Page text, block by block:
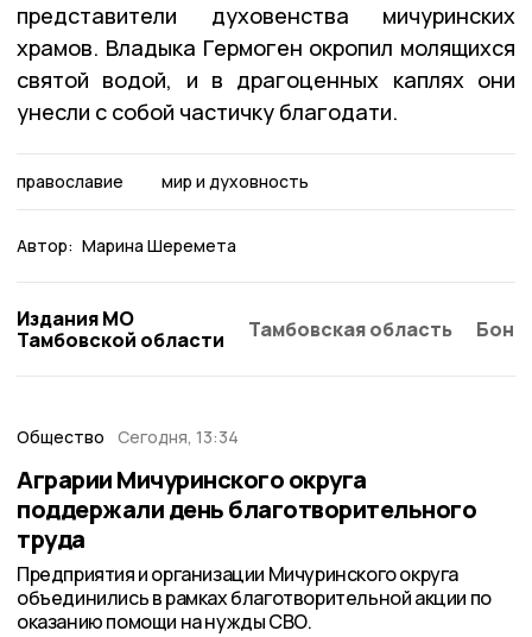
представители духовенства мичуринских
храмов. Владыка Гермоген окропил молящихся
святой водой, и в драгоценных каплях они
унесли с собой частичку благодати.
православие мир и духовность
Автор: Марина Шеремета
Издания МО
Тамбовской области
Тамбовская область
Общество Сегодня, 13:34
Аграрии Мичуринского округа
поддержали день благотворительного
труда
Предприятия и организации Мичуринского округа
объединились в рамках благотворительной акции по
оказанию помощи на нужды СВО.